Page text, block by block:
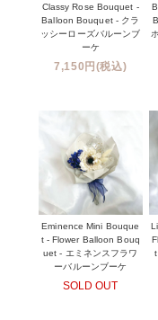
Classy Rose Bouquet -
Balloon Bouquet - クラ
ッシーローズバルーンブ
ーケ
7,150円(税込)
Eminence Mini Bouque
t - Flower Balloon Bouq
uet - エミネンスフラワ
ーバルーンブーケ
SOLD OUT